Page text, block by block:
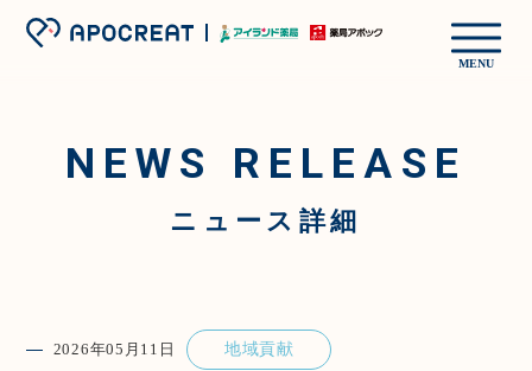
MENU
NEWS RELEASE
ニュース詳細
2026年05月11日 地域貢献